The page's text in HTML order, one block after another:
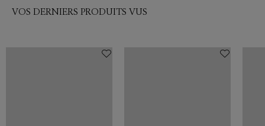
VOS DERNIERS PRODUITS VUS